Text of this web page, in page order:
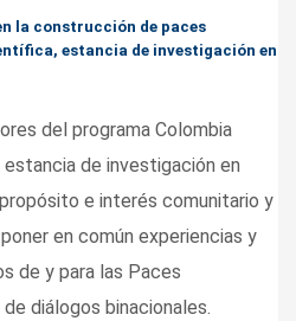
la construcción de paces
estancia de investigación en
del programa Colombia
de investigación en
e interés comunitario y
en común experiencias y
de y para las Paces
diálogos binacionales.